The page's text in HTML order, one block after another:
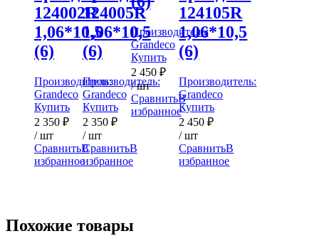
124002R
1,06*10,5
(6)
Производитель:
Grandeco
Купить
2 350 ₽
/ шт
СравнитьВ
избранное
124005R
1,06*10,5
(6)
Производитель:
Grandeco
Купить
2 350 ₽
/ шт
СравнитьВ
избранное
Производитель:
Grandeco
Купить
2 450 ₽
/ шт
СравнитьВ
избранное
124105R
1,06*10,5
(6)
Производитель:
Grandeco
Купить
2 450₽
/ шт
СравнитьВ
избранное
Похожие товары